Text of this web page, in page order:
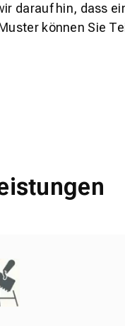
darauf hin, dass
können Sie